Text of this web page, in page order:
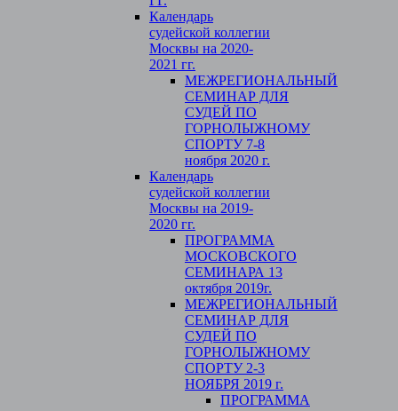
Календарь
судейской коллегии
Москвы на 2020-
2021 гг.
МЕЖРЕГИОНАЛЬНЫЙ
СЕМИНАР ДЛЯ
СУДЕЙ ПО
ГОРНОЛЫЖНОМУ
СПОРТУ 7-8
ноября 2020 г.
Календарь
судейской коллегии
Москвы на 2019-
2020 гг.
ПРОГРАММА
МОСКОВСКОГО
СЕМИНАРА 13
октября 2019г.
МЕЖРЕГИОНАЛЬНЫЙ
СЕМИНАР ДЛЯ
СУДЕЙ ПО
ГОРНОЛЫЖНОМУ
СПОРТУ 2-3
НОЯБРЯ 2019 г.
ПРОГРАММА